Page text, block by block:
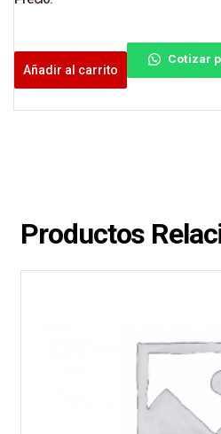
Añadir al carrito
Cotizar
Productos